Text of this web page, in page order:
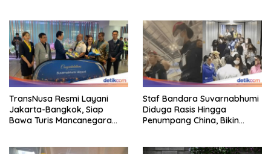
TransNusa Resmi Layani
Jakarta-Bangkok, Siap
Bawa Turis Mancanegara
Staf Bandara Suvarnabhumi
Diduga Rasis Hingga
Penumpang China, Bikin